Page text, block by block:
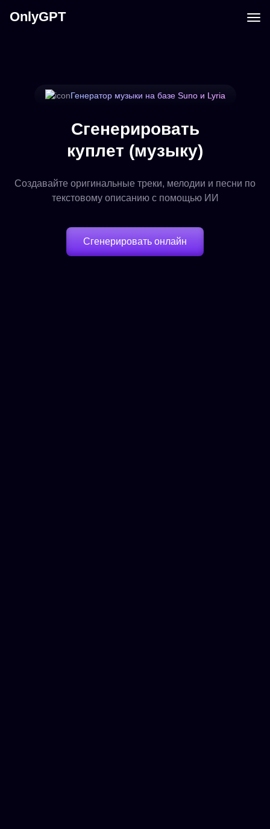
OnlyGPT
Генератор музыки на базе Suno и Lyria
Сгенерировать
куплет (музыку)
Создавайте оригинальные треки, мелодии и песни по
текстовому описанию с помощью ИИ
Сгенерировать онлайн